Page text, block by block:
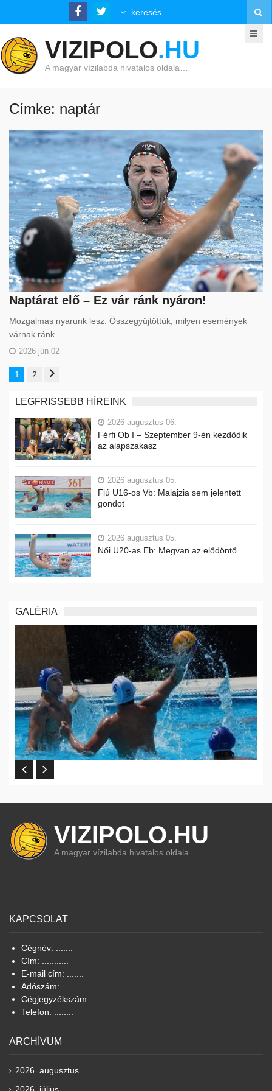
VIZIPOLO.HU
A magyar vízilabda hivatalos oldala…
Címke: naptár
Naptárat elő – Ez vár ránk nyáron!
Mozgalmas nyarunk lesz. Összegyűjtöttük, milyen események
várnak ránk.
2026 jún 02
1 2
LEGFRISSEBB HÍREINK
2026 augusztus 06.
Férfi Ob I – Szeptember 9-én kezdődik
az alapszakasz
2026 augusztus 05.
Fiú U16-os Vb: Malajzia sem jelentett
gondot
2026 augusztus 05.
Női U20-as Eb: Megvan az elődöntő
GALÉRIA
VIZIPOLO.HU
A magyar vízilabda hivatalos oldala
KAPCSOLAT
Cégnév: .......
Cím: ...........
E-mail cím: .......
Adószám: ........
Cégjegyzékszám: .......
Telefon: ........
ARCHÍVUM
2026. augusztus